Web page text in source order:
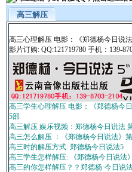
高三解压
高三心理解压 电影：《郑德杨今日说
影片订购: QQ:121719780 手机：139-
高三学生心理解压 电影：《郑德杨今
5部
高三解压 娱乐视频：郑德杨今日说法
高三怎么解压 ：《郑德杨今日说法》
高三时的解压方式: 郑德杨今日说法5
高三学生怎样解压: 《郑德杨今日说法
高三的你怎样解压？？郑德杨·今日说